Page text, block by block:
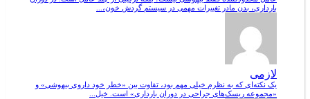
بارداری، بدن مادر تغییرات مهمی در سیستم گردش خون،...
لازمی
یک نکته‌ای که به نظرم خیلی مهم بود، تفاوت بین «خطر خود داروی بیهوشی» و
«مجموعه ریسک‌های جراحی در دوران بارداری» است. خیل...